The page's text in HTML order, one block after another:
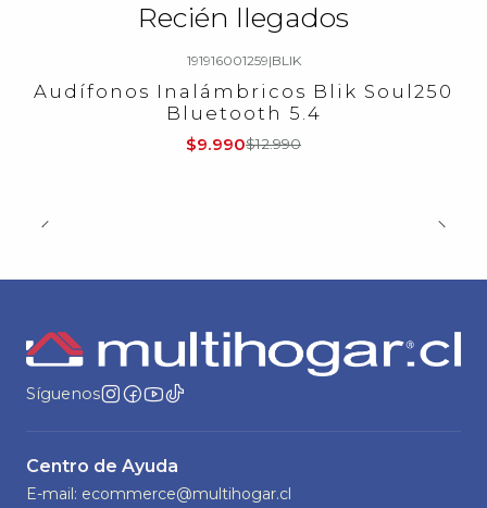
Recién llegados
-23%OFF
191916001259|BLIK
Audífonos Inalámbricos Blik Soul250
Bluetooth 5.4
$9.990$12.990
Síguenos
Centro de Ayuda
E-mail: ecommerce@multihogar.cl